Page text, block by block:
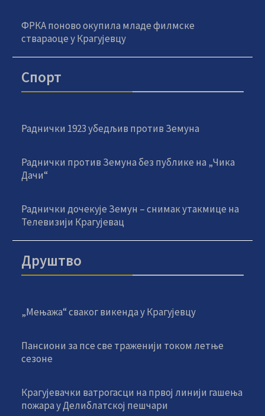
ФРКА поново окупила младе филмске
ствараоце у Крагујевцу
Спорт
Раднички 1923 убедљив против Земуна
Раднички против Земуна без публике на „Чика
Дачи“
Раднички дочекује Земун – снимак утакмице на
Телевизији Крагујевац
Друштво
„Мењажа“ сваког викенда у Крагујевцу
Пансиони за псе све траженији током летње
сезоне
Крагујевачки ватрогасци на првој линији гашења
пожара у Делиблатској пешчари